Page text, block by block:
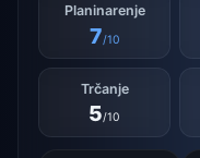
Planinarenje
7/10
Trčanje
5/10